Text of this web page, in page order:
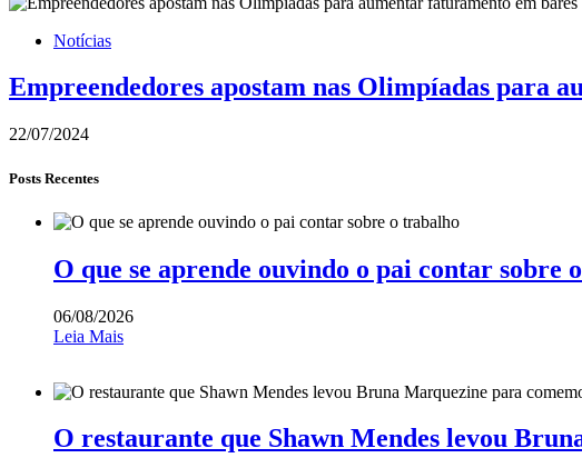
Notícias
Empreendedores apostam nas Olimpíadas para
22/07/2024
Posts Recentes
O que se aprende ouvindo o pai contar sobre
06/08/2026
Leia Mais
O restaurante que Shawn Mendes levou